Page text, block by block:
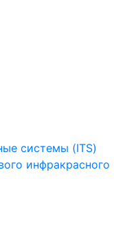
системы (ITS)
инфракрасного